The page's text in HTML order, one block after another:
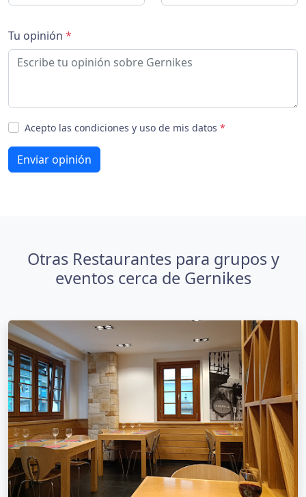
Tu opinión *
Acepto las condiciones y uso de mis datos *
Enviar opinión
Otras Restaurantes para grupos y
eventos cerca de Gernikes